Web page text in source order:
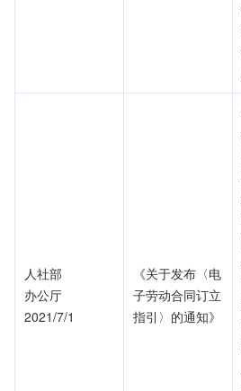
人社部
办公厅
2021/7/1
《关于发布〈电
子劳动合同订立
指引〉的通知》